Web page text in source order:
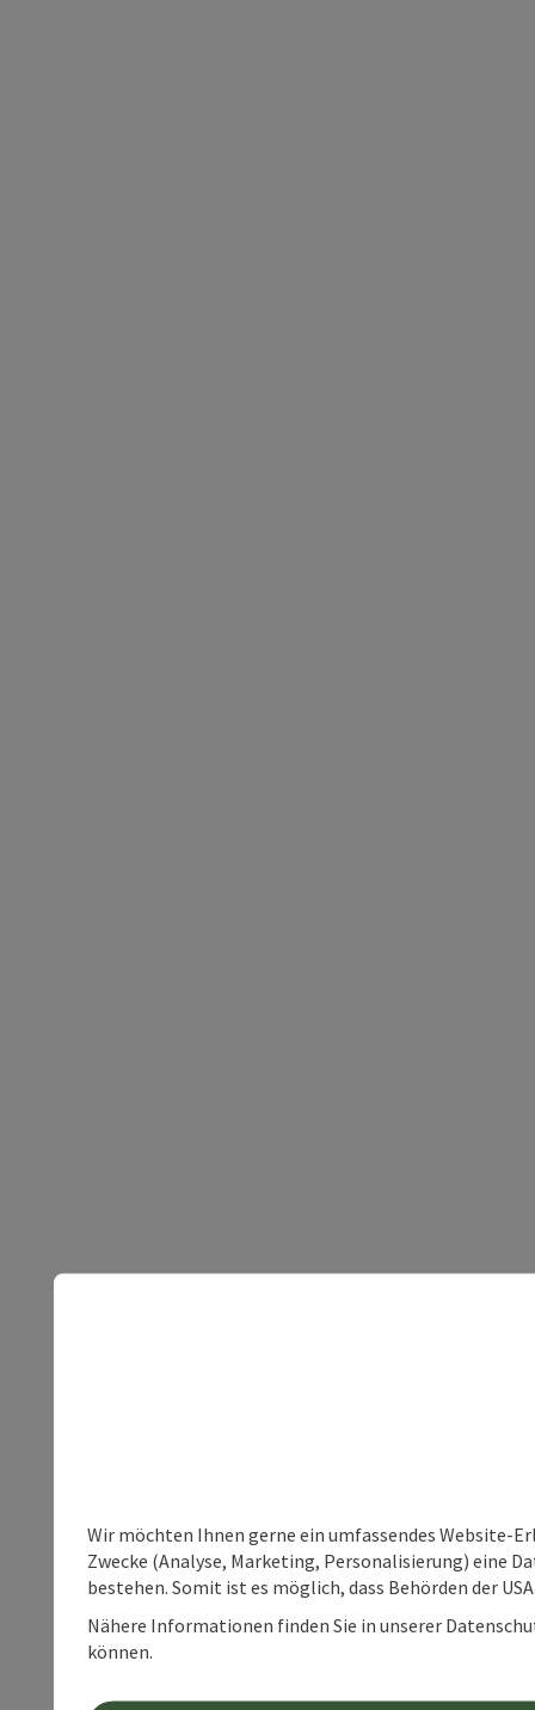
Wir möchten Ihnen gerne ein umfassendes Website-
Zwecke (Analyse, Marketing, Personalisierung) eine
bestehen. Somit ist es möglich, dass Behörden der
Nähere Informationen finden Sie in unserer
können.